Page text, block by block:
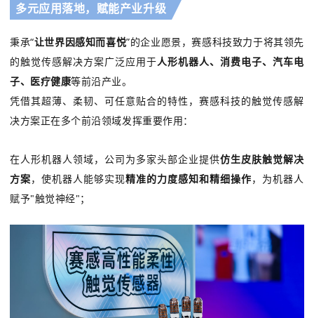
多元应用落地，赋能产业升级
秉承“让世界因感知而喜悦”的企业愿景，赛感科技致力于将其领先
的触觉传感解决方案广泛应用于人形机器人、消费电子、汽车电
子、医疗健康等前沿产业。
凭借其超薄、柔韧、可任意贴合的特性，赛感科技的触觉传感解
决方案正在多个前沿领域发挥重要作用：
在人形机器人领域，公司为多家头部企业提供仿生皮肤触觉解决
方案，使机器人能够实现精准的力度感知和精细操作，为机器人
赋予"触觉神经"；